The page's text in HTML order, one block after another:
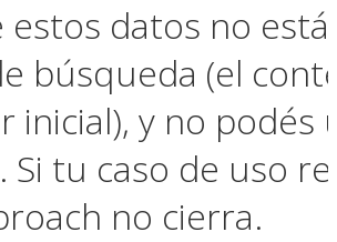
datos no
búsqueda (el
inicial), y no
tu caso de uso
no cierra.